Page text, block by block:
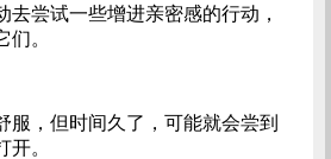
去尝试一些增进亲密感的行动，
。
服，但时间久了，可能就会尝到
。